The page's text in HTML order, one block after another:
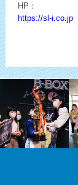
HP：
https://sl-i.co.jp